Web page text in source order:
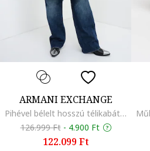
ARMANI EXCHANGE
Pihével bélelt hosszú télikabát, Sötétkék
126.999 Ft - 4.900 Ft
122.099 Ft